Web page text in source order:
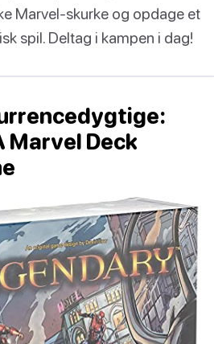
Marvel-skurke og opdage et
spil. Deltag i kampen i dag!
Marvel Deck